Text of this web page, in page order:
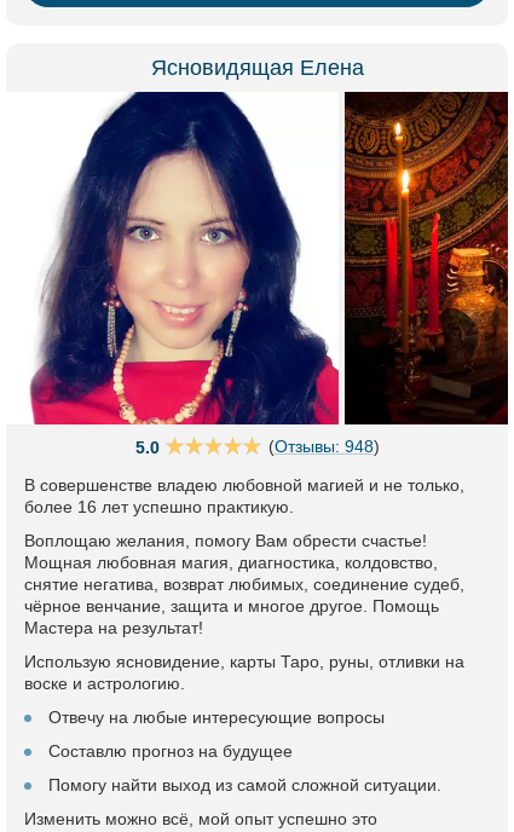
Ясновидящая Елена
5.0 (Отзывы: 948)
В совершенстве владею любовной магией и не только,
более 16 лет успешно практикую.
Воплощаю желания, помогу Вам обрести счастье!
Мощная любовная магия, диагностика, колдовство,
снятие негатива, возврат любимых, соединение судеб,
чёрное венчание, защита и многое другое. Помощь
Мастера на результат!
Использую ясновидение, карты Таро, руны, отливки на
воске и астрологию.
Отвечу на любые интересующие вопросы
Составлю прогноз на будущее
Помогу найти выход из самой сложной ситуации.
Изменить можно всё, мой опыт успешно это